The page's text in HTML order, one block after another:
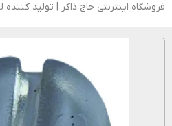
فروشگاه اینترنتی حاج ذاکر | تولید کننده